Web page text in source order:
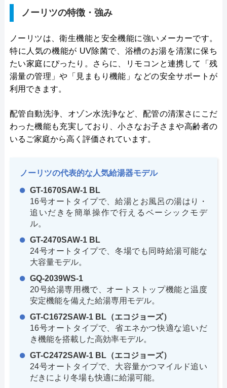
ノーリツの特徴・強み
ノーリツは、衛生機能と安全機能に強いメーカーです。
特に人気の機能が UV除菌で、浴槽のお湯を清潔に保ち
たい家庭にぴったり。さらに、リモコンと連携して「残
湯量の管理」や「見まもり機能」などの安全サポートが
利用できます。
配管自動洗浄、オゾン水洗浄など、配管の清潔さにこだ
わった機能も充実しており、小さなお子さまや高齢者の
いるご家庭から高く評価されています。
ノーリツの代表的な人気給湯器モデル
GT-1670SAW-1 BL
16号オートタイプで、給湯とお風呂の湯はり・
追いだきを簡単操作で行えるベーシックモデ
ル。
GT-2470SAW-1 BL
24号オートタイプで、冬場でも同時給湯可能な
大容量モデル。
GQ-2039WS-1
20号給湯専用機で、オートストップ機能と温度
安定機能を備えた給湯専用モデル。
GT-C1672SAW-1 BL（エコジョーズ）
16号オートタイプで、省エネかつ快適な追いだ
き機能を搭載した高効率モデル。
GT-C2472SAW-1 BL（エコジョーズ）
24号オートタイプで、大容量かつマイルド追い
だきにより冬場も快適に給湯可能。